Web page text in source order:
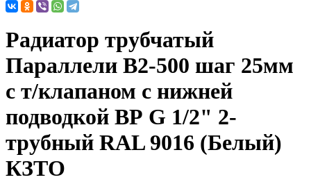
Радиатор трубчатый
Параллели В2-500 шаг 25мм
с т/клапаном с нижней
подводкой ВР G 1/2" 2-
трубный RAL 9016 (Белый)
КЗТО